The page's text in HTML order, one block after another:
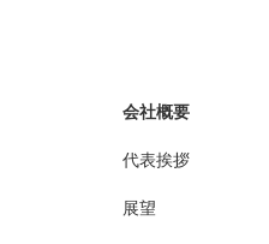
会社概要
代表挨拶
展望